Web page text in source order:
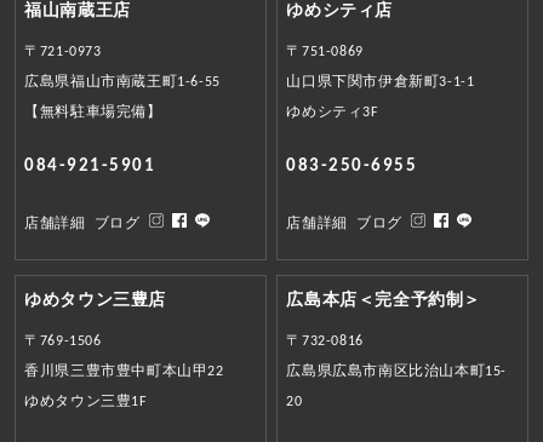
福山南蔵王店
〒721-0973
広島県福山市南蔵王町1-6-55
【無料駐車場完備】
084-921-5901
店舗詳細 ブログ
ゆめシティ店
〒751-0869
山口県下関市伊倉新町3-1-1
ゆめシティ3F
083-250-6955
店舗詳細 ブログ
ゆめタウン三豊店
〒769-1506
香川県三豊市豊中町本山甲22
ゆめタウン三豊1F
広島本店＜完全予約制＞
〒732-0816
広島県広島市南区比治山本町15-
20